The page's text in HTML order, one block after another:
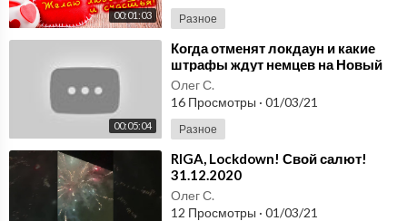
00:01:03 Разное
00:05:04
⁣Когда отменят локдаун и какие
штрафы ждут немцев на Новый
год / Новости Германии /
31.12.2020
Олег С.
16 Просмотры · 01/03/21
Разное
⁣RIGA, Lockdown! Свой салют!
31.12.2020
Олег С.
12 Просмотры · 01/03/21